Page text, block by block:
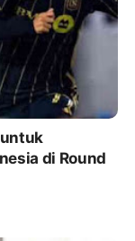
di Round